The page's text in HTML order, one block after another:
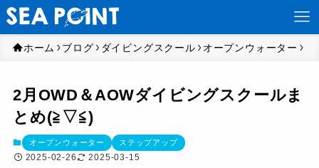
ホーム ブログ ダイビングスクール オープンウォーター
2月OWD＆AOWダイビングスクールま
とめ(≧▽≦)
オープンウォーター ステップアップ
2025-02-26 2025-03-15